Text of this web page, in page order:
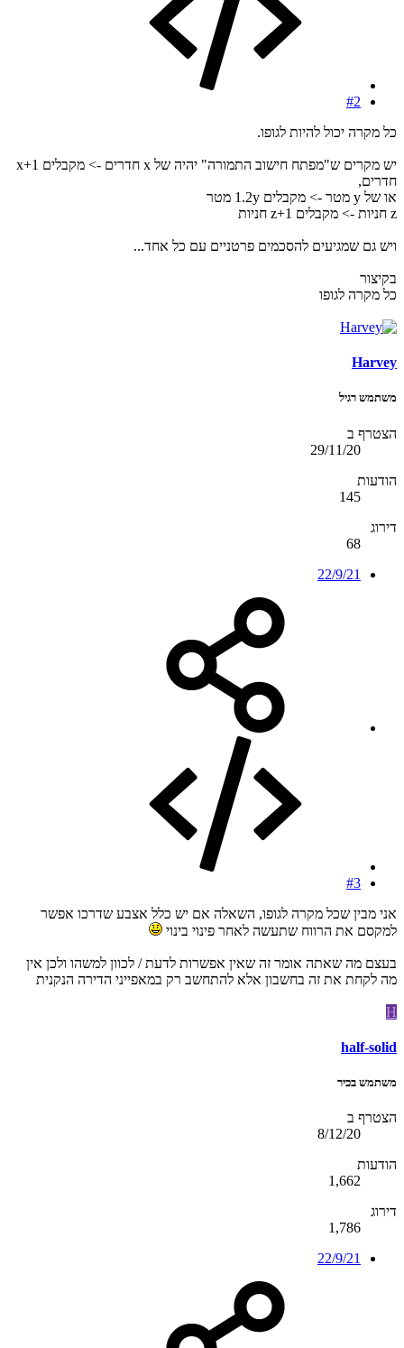
#2
כל מקרה יכול להיות לגופו.
יש מקרים ש"מפתח חישוב התמורה" יהיה של x חדרים -> מקבלים x+1
חדרים,
או של y מטר -> מקבלים 1.2y מטר
z חניות -> מקבלים z+1 חניות
ויש גם שמגיעים להסכמים פרטניים עם כל אחד...
בקיצור
כל מקרה לגופו
Harvey
משתמש רגיל
הצטרף ב
29/11/20
הודעות
145
דירוג
68
22/9/21
#3
אני מבין שכל מקרה לגופו, השאלה אם יש כלל אצבע שדרכו אפשר
למקסם את הרווח שתעשה לאחר פינוי בינוי
בעצם מה שאתה אומר זה שאין אפשרות לדעת / לכוון למשהו ולכן אין
מה לקחת את זה בחשבון אלא להתחשב רק במאפייני הדירה הנקנית
H
half-solid
משתמש בכיר
הצטרף ב
8/12/20
הודעות
1,662
דירוג
1,786
22/9/21